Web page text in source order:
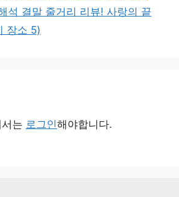
석 결말 줄거리 리뷰! 사랑의 끝
장소 5)
는 로그인해야합니다.